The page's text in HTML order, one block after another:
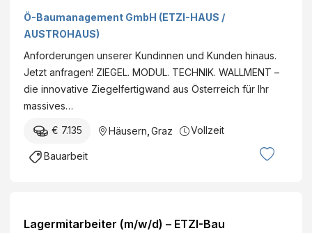
Ö-Baumanagement GmbH (ETZI-HAUS /
AUSTROHAUS)
Anforderungen unserer Kundinnen und Kunden hinaus.
Jetzt anfragen! ZIEGEL. MODUL. TECHNIK. WALLMENT –
die innovative Ziegelfertigwand aus Österreich für Ihr
massives…
€ 7.135 Häusern Graz Vollzeit
Bauarbeit
Lagermitarbeiter (m/w/d) – ETZI-Bau